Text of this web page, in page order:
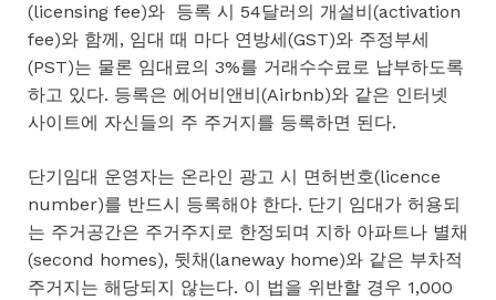
(licensing fee)와 등록 시 54달러의 개설비(activation
fee)와 함께, 임대 때 마다 연방세(GST)와 주정부세
(PST)는 물론 임대료의 3%를 거래수수료로 납부하도록
하고 있다. 등록은 에어비앤비(Airbnb)와 같은 인터넷
사이트에 자신들의 주 주거지를 등록하면 된다.
단기임대 운영자는 온라인 광고 시 면허번호(licence
number)를 반드시 등록해야 한다. 단기 임대가 허용되
는 주거공간은 주거주지로 한정되며 지하 아파트나 별채
(second homes), 뒷채(laneway home)와 같은 부차적
주거지는 해당되지 않는다. 이 법을 위반할 경우 1,000